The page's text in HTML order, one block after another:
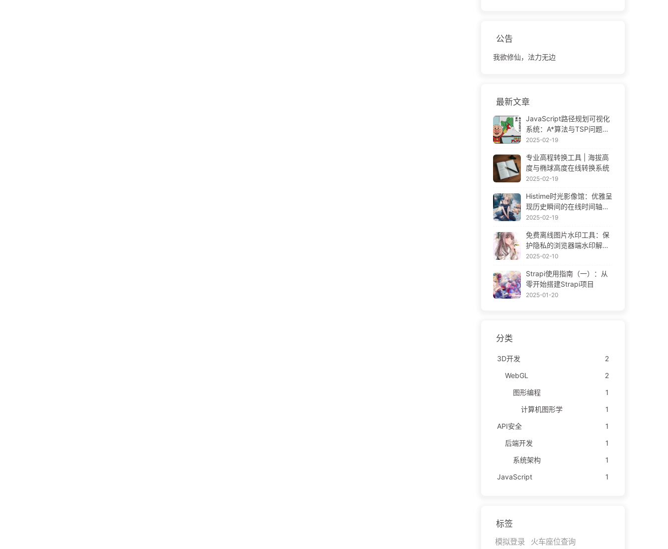
公告
我欲修仙，法力无边
最新文章
JavaScript路径规划可视化
系统：A*算法与TSP问题解
决方案
2025-02-19
专业高程转换工具 | 海拔高
度与椭球高度在线转换系统
2025-02-19
Histime时光影像馆：优雅呈
现历史瞬间的在线时间轴相
册 | Historical Photo Timeli
2025-02-19
免费离线图片水印工具：保
护隐私的浏览器端水印解决
方案 | Free Offline Image
2025-02-10
Strapi使用指南（一）：从
零开始搭建Strapi项目
2025-01-20
分类
3D开发
2
WebGL
2
图形编程
1
计算机图形学
1
API安全
1
后端开发
1
系统架构
1
JavaScript
1
标签
模拟登录
火车座位查询